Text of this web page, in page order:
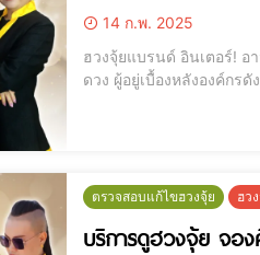
14 ก.พ. 2025
ฮวงจุ้ยแบรนด์ อินเตอร์! อาจารย์เมย์ ผู้อยู่เบื้องหลั
ดวง ผู้อยู่เบื้องหลังองค์กรดังทั่วโลก สร้างพลังธุรกิจให้รุ่ง
ตรวจสอบแก้ไขฮวงจุ้ย ฮว
บริการดูฮวงจุ้ย จอ